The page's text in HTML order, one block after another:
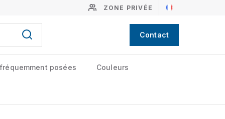
ZONE PRIVÉE
Contact
posées Couleurs